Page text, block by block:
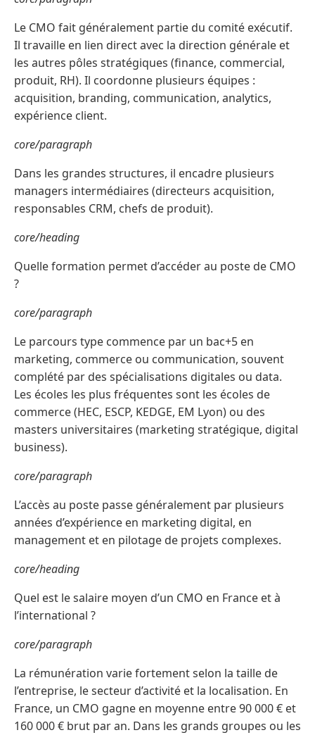
Le CMO fait généralement partie du comité exécutif.
Il travaille en lien direct avec la direction générale et
les autres pôles stratégiques (finance, commercial,
produit, RH). Il coordonne plusieurs équipes :
acquisition, branding, communication, analytics,
expérience client.
core/paragraph
Dans les grandes structures, il encadre plusieurs
managers intermédiaires (directeurs acquisition,
responsables CRM, chefs de produit).
core/heading
Quelle formation permet d’accéder au poste de CMO
?
core/paragraph
Le parcours type commence par un bac+5 en
marketing, commerce ou communication, souvent
complété par des spécialisations digitales ou data.
Les écoles les plus fréquentes sont les écoles de
commerce (HEC, ESCP, KEDGE, EM Lyon) ou des
masters universitaires (marketing stratégique, digital
business).
core/paragraph
L’accès au poste passe généralement par plusieurs
années d’expérience en marketing digital, en
management et en pilotage de projets complexes.
core/heading
Quel est le salaire moyen d’un CMO en France et à
l’international ?
core/paragraph
La rémunération varie fortement selon la taille de
l’entreprise, le secteur d’activité et la localisation. En
France, un CMO gagne en moyenne entre 90 000 € et
160 000 € brut par an. Dans les grands groupes ou les